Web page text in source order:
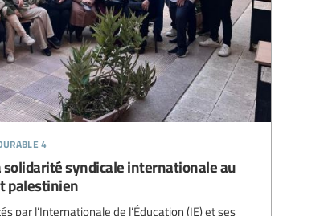
4
syndicale internationale au
palestinien
par l’Internationale de l’Éducation (IE) et ses